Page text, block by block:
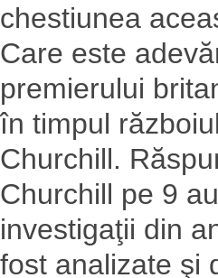
chestiunea
Care este
premierului
în timpul
Churchill.
Churchill pe 9
investigaţii din
fost analizate şi